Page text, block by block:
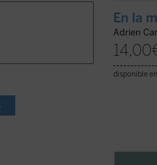
En la
Adrien
14,00
disponible